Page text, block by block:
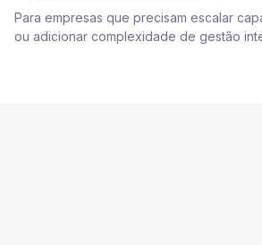
Para empresas que precisam escalar
ou adicionar complexidade de gestão